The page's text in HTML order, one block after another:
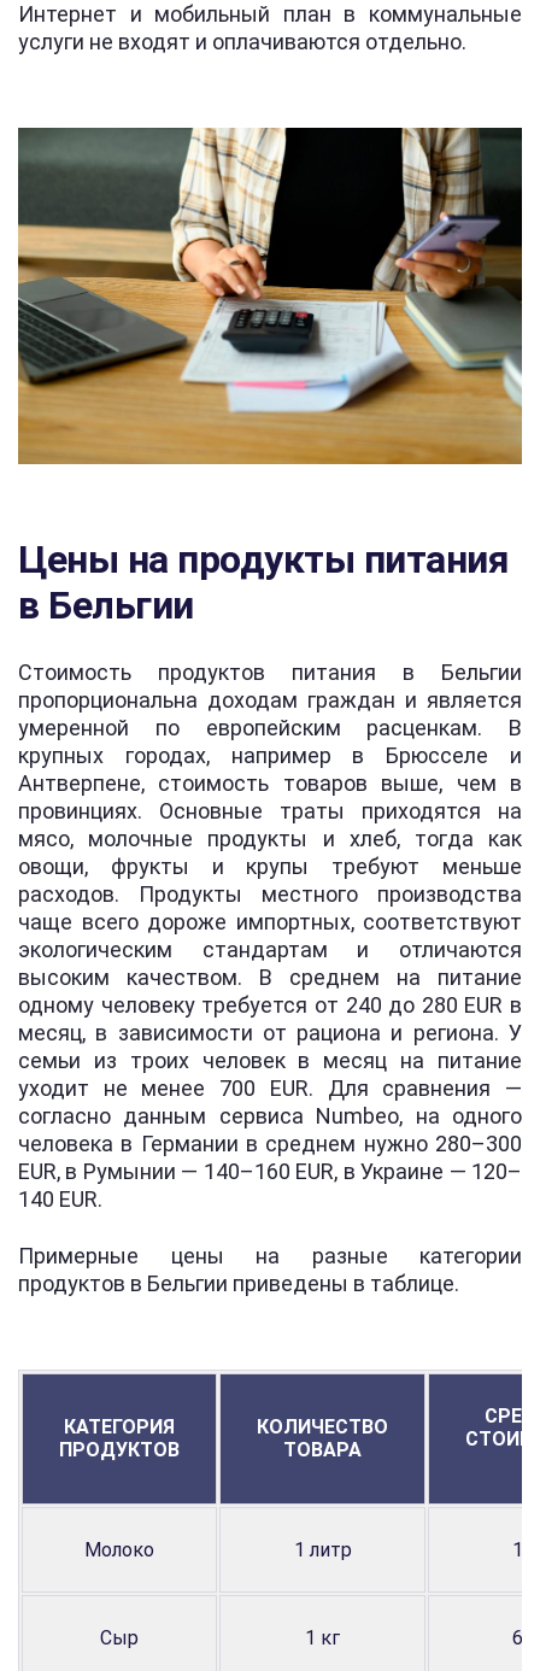
Интернет и мобильный план в коммунальные
услуги не входят и оплачиваются отдельно.
Цены на продукты питания
в Бельгии
Стоимость продуктов питания в Бельгии
пропорциональна доходам граждан и является
умеренной по европейским расценкам. В
крупных городах, например в Брюсселе и
Антверпене, стоимость товаров выше, чем в
провинциях. Основные траты приходятся на
мясо, молочные продукты и хлеб, тогда как
овощи, фрукты и крупы требуют меньше
расходов. Продукты местного производства
чаще всего дороже импортных, соответствуют
экологическим стандартам и отличаются
высоким качеством. В среднем на питание
одному человеку требуется от 240 до 280 EUR в
месяц, в зависимости от рациона и региона. У
семьи из троих человек в месяц на питание
уходит не менее 700 EUR. Для сравнения —
согласно данным сервиса Numbeo, на одного
человека в Германии в среднем нужно 280–300
EUR, в Румынии — 140–160 EUR, в Украине — 120–
140 EUR.
Примерные цены на разные категории
продуктов в Бельгии приведены в таблице.
КАТЕГОРИЯ
ПРОДУКТОВ
КОЛИЧЕСТВО
ТОВАРА
Молоко 1 литр
Сыр 1 кг